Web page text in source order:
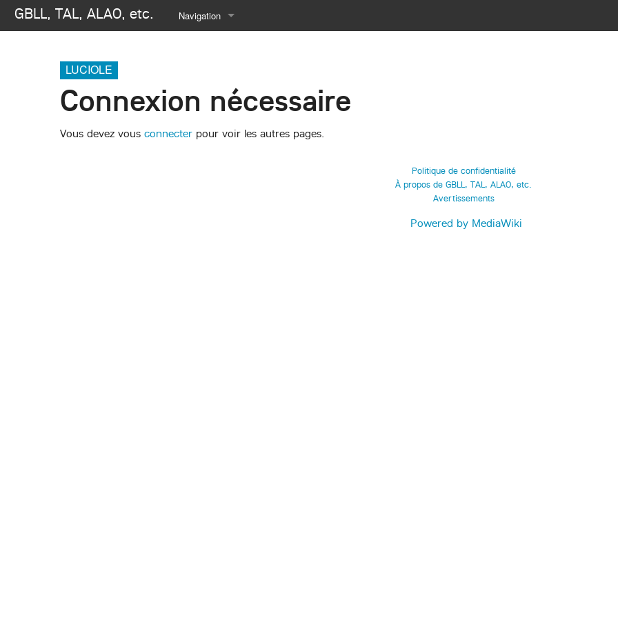
GBLL, TAL, ALAO, etc. Navigation
LUCIOLE
Connexion nécessaire
Vous devez vous connecter pour voir les autres pages.
Politique de confidentialité
À propos de GBLL, TAL, ALAO, etc.
Avertissements
Powered by MediaWiki